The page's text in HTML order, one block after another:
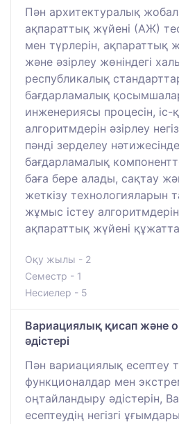
Пән архитектуралық
ақпараттық жүйені (АЖ)
мен түрлерін, ақпараттық
және әзірлеу жөніндегі
республикалық
бағдарламалық
инженериясы процесін,
алгоритмдерін әзірлеу
пәнді зерделеу
бағдарламалық
баға бере алады, сақтау
жеткізу технологияларын
жұмыс істеу алгоритмдерін
ақпараттық жүйені
Оқу жылы - 2
Семестр - 1
Несиелер - 5
Вариациялық қисап және
әдістері
Пән вариациялық есептеу
функционалдар мен
оңтайландыру әдістерін,
есептеудің негізгі